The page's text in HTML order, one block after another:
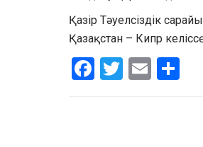
Қазір Тәуелсіздік
Қазақстан – Кипр
Facebook
Twitter
Email